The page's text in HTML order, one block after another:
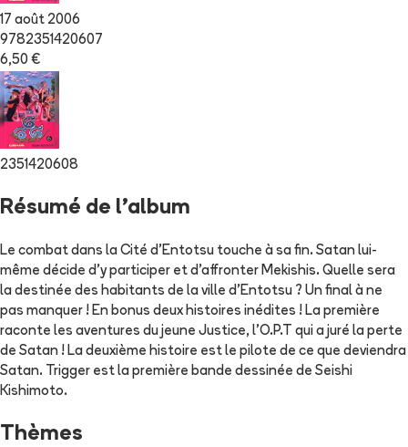
17 août 2006
9782351420607
6,50 €
2351420608
Résumé de l'album
Le combat dans la Cité d'Entotsu touche à sa fin. Satan lui-
même décide d'y participer et d'affronter Mekishis. Quelle sera
la destinée des habitants de la ville d'Entotsu ? Un final à ne
pas manquer ! En bonus deux histoires inédites ! La première
raconte les aventures du jeune Justice, l'O.P.T qui a juré la perte
de Satan ! La deuxième histoire est le pilote de ce que deviendra
Satan. Trigger est la première bande dessinée de Seishi
Kishimoto.
Thèmes